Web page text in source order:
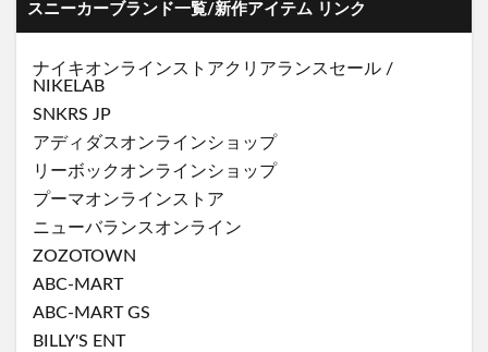
スニーカーブランド一覧/新作アイテム リンク
ナイキオンラインストアクリアランスセール /
NIKELAB
SNKRS JP
アディダスオンラインショップ
リーボックオンラインショップ
プーマオンラインストア
ニューバランスオンライン
ZOZOTOWN
ABC-MART
ABC-MART GS
BILLY'S ENT